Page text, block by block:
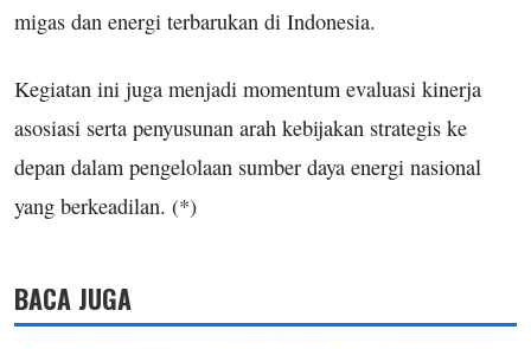
migas dan energi terbarukan di Indonesia.
Kegiatan ini juga menjadi momentum evaluasi kinerja
asosiasi serta penyusunan arah kebijakan strategis ke
depan dalam pengelolaan sumber daya energi nasional
yang berkeadilan. (*)
BACA JUGA